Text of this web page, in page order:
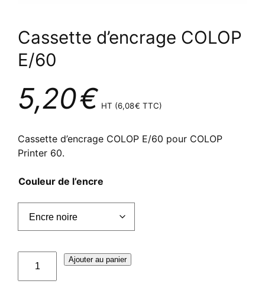
Cassette d’encrage COLOP
E/60
5,20€ HT (6,08€ TTC)
Cassette d’encrage COLOP E/60 pour COLOP
Printer 60.
Couleur de l’encre
Ajouter au panier